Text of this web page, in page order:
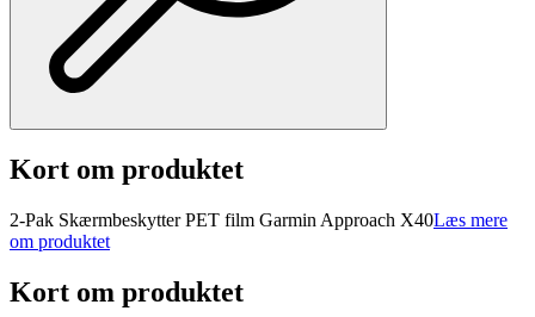
Kort om produktet
2-Pak Skærmbeskytter PET film Garmin Approach X40Læs mere
om produktet
Kort om produktet